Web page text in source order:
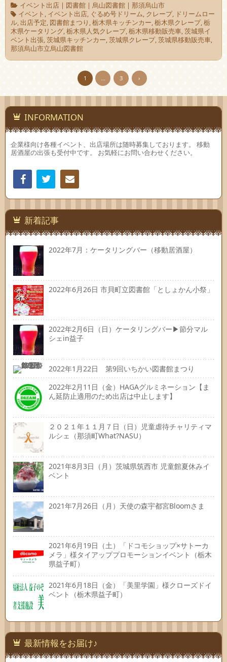
イベント出店| 図書館| 烏山図書館| 那須烏山市
イベント , イベント出店, ぐるめ号ドリーム, クレープ, ドリームロー
ル, 出店予定, 図書館まつり ,栃木県キッチンカー,栃木県クレープ,栃
木県ケータリング,栃木県人気クレープ,栃木県移動販売車,茨城県イ
ベント出張,茨城県キッチンカー,茨城県クレープ,茨城県移動販売車,
那須烏山市立烏山図書館
1 3 ›
INFORMATION
企業様向け各種イベント、出店場所は随時募集しております。 移動
居酒屋の出張も受付中です。 お気軽にお問い合わせください。
Facebook
連絡
新着記事
2022年7月：ケータリングバー（移動居酒屋）
2022年6月26日 市貝町立図書館「としょかん小祭」
2022年2月6日（日）ケータリングバー▶節分マル
シェin益子
2022年1月22日 第9回いちかい図書館まつり
2022年2月11日（金）HAGAグルミネーション【ま
ん延防止適用のため出店は中止します】
２０２１年１１月７日（日）児童虐待チャリティマ
ルシェ（那須町What?NASU）
2021年8月3日（月）茨城県筑西市 児童館夏休みイ
ベント
2021年7月26日（月）天使の森宇都宮Bloomさま
2021年6月19日（土）「ドコモショップ×サトーカ
メラ」様タイアッププロモーションイベント（栃木
県益子町）
2021年6月18日（金）「美里学園」様クローズドイ
ベント（栃木県益子町）
最新情報をお届け♪